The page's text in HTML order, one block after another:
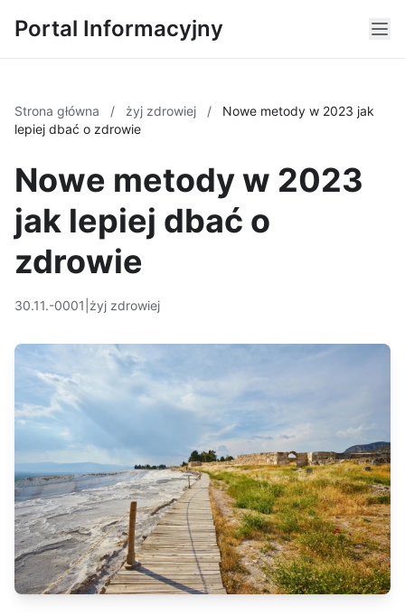
Portal Informacyjny
Strona główna / żyj zdrowiej /
Nowe metody w 2023 jak
lepiej dbać o zdrowie
Nowe metody w 2023
jak lepiej dbać o
zdrowie
30.11.-0001 żyj zdrowiej